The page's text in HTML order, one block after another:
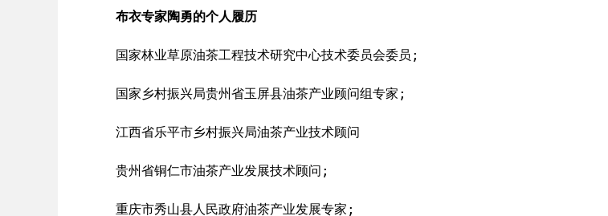
布衣专家陶勇的个人履历
国家林业草原油茶工程技术研究中心技术委员会委员;
国家乡村振兴局贵州省玉屏县油茶产业顾问组专家;
江西省乐平市乡村振兴局油茶产业技术顾问
贵州省铜仁市油茶产业发展技术顾问;
重庆市秀山县人民政府油茶产业发展专家;